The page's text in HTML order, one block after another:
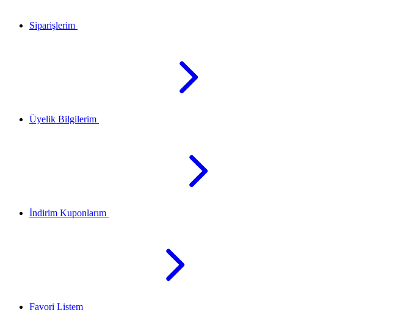
Siparişlerim
Üyelik Bilgilerim
İndirim Kuponlarım
Favori Listem